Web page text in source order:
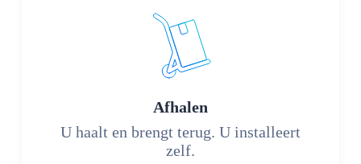
Afhalen
U haalt en brengt terug. U installeert
zelf.